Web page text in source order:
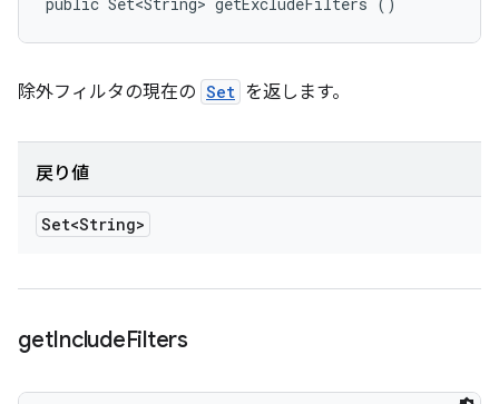
除外フィルタの現在の Set を返します。
戻り値
Set<String>
getIncludeFilters